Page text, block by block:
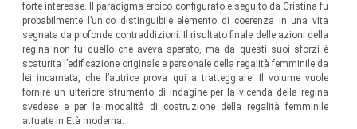
forte interesse. Il paradigma eroico configurato e seguito da Cristina fu
probabilmente l’unico distinguibile elemento di coerenza in una vita
segnata da profonde contraddizioni. Il risultato finale delle azioni della
regina non fu quello che aveva sperato, ma da questi suoi sforzi è
scaturita l’edificazione originale e personale della regalità femminile da
lei incarnata, che l’autrice prova qui a tratteggiare. Il volume vuole
fornire un ulteriore strumento di indagine per la vicenda della regina
svedese e per le modalità di costruzione della regalità femminile
attuate in Età moderna.